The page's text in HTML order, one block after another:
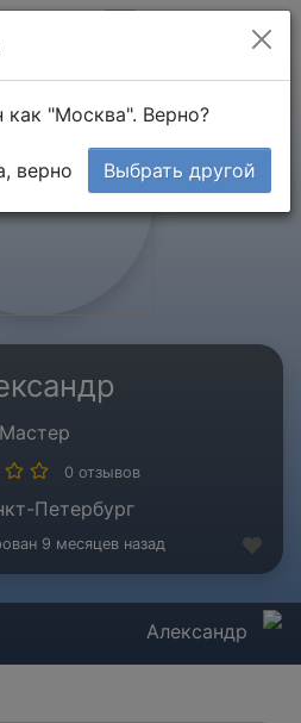
Мастер
0 отзывов
Петербург
9 месяцев назад
Александр
"Москва". Верно?
верно Выбрать другой